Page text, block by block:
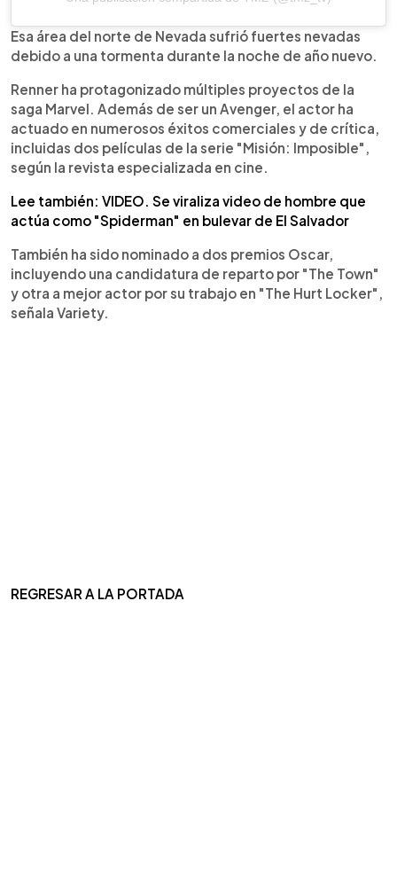
Esa área del norte de Nevada sufrió fuertes nevadas
debido a una tormenta durante la noche de año nuevo.
Renner ha protagonizado múltiples proyectos de la
saga Marvel. Además de ser un Avenger, el actor ha
actuado en numerosos éxitos comerciales y de crítica,
incluidas dos películas de la serie "Misión: Imposible",
según la revista especializada en cine.
Lee también: VIDEO. Se viraliza video de hombre que
actúa como "Spiderman" en bulevar de El Salvador
También ha sido nominado a dos premios Oscar,
incluyendo una candidatura de reparto por "The Town"
y otra a mejor actor por su trabajo en "The Hurt Locker",
señala Variety.
REGRESAR A LA PORTADA